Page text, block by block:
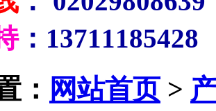
：13711185428
： 网站首页>